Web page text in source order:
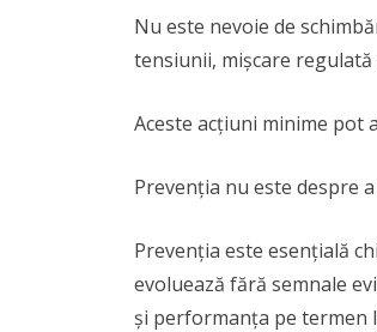
Nu este nevoie de
tensiunii, mișcare
Aceste acțiuni minime pot
Prevenția nu este despre
Prevenția este esențială
evoluează fără semnale
și performanța pe termen